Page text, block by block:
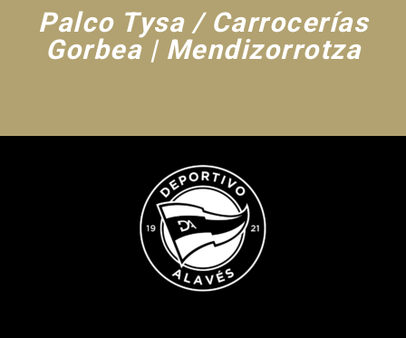
Palco Tysa / Carrocerías
Gorbea | Mendizorrotza